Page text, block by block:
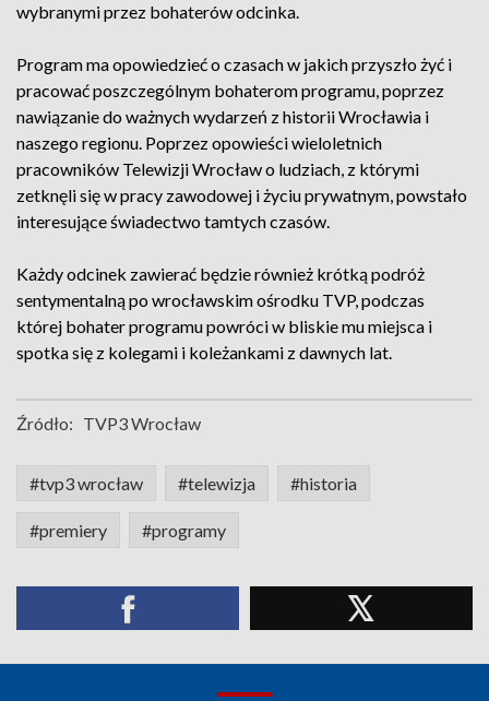
wybranymi przez bohaterów odcinka.
Program ma opowiedzieć o czasach w jakich przyszło żyć i
pracować poszczególnym bohaterom programu, poprzez
nawiązanie do ważnych wydarzeń z historii Wrocławia i
naszego regionu. Poprzez opowieści wieloletnich
pracowników Telewizji Wrocław o ludziach, z którymi
zetknęli się w pracy zawodowej i życiu prywatnym, powstało
interesujące świadectwo tamtych czasów.
Każdy odcinek zawierać będzie również krótką podróż
sentymentalną po wrocławskim ośrodku TVP, podczas
której bohater programu powróci w bliskie mu miejsca i
spotka się z kolegami i koleżankami z dawnych lat.
Źródło: TVP3 Wrocław
#tvp3 wrocław #telewizja #historia
#premiery #programy